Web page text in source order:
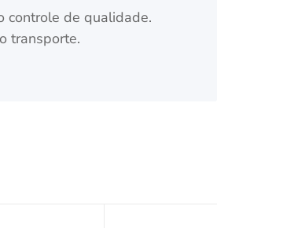
controle de qualidade.
transporte.